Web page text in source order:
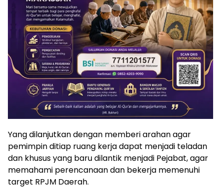
Yang dilanjutkan dengan memberi arahan agar
pemimpin ditiap ruang kerja dapat menjadi teladan
dan khusus yang baru dilantik menjadi Pejabat, agar
memahami perencanaan dan bekerja memenuhi
target RPJM Daerah.